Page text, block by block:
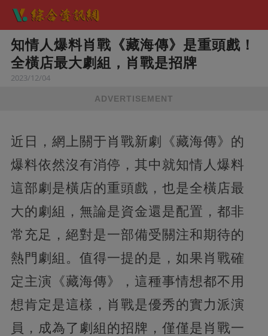
知情人爆料肖戰《藏海傳》是重頭戲！
全橫店最大劇組，肖戰是招牌
2023/12/04
ADVERTISEMENT
近日，網上關于肖戰新劇《藏海傳》的
爆料依然沒有消停，其中就知情人爆料
這部劇是橫店的重頭戲，也是全橫店最
大的劇組，無論是資金還是配置，都非
常充足，絕對是一部備受關注和期待的
熱門劇組。值得一提的是，如果肖戰確
定主演《藏海傳》，這種事情想都不用
想肯定是這樣，肖戰是優秀的實力派演
員，成為了劇組的招牌，僅僅是肖戰一